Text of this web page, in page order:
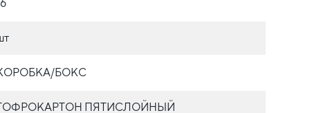
БОКС
ПЯТИСЛОЙНЫЙ